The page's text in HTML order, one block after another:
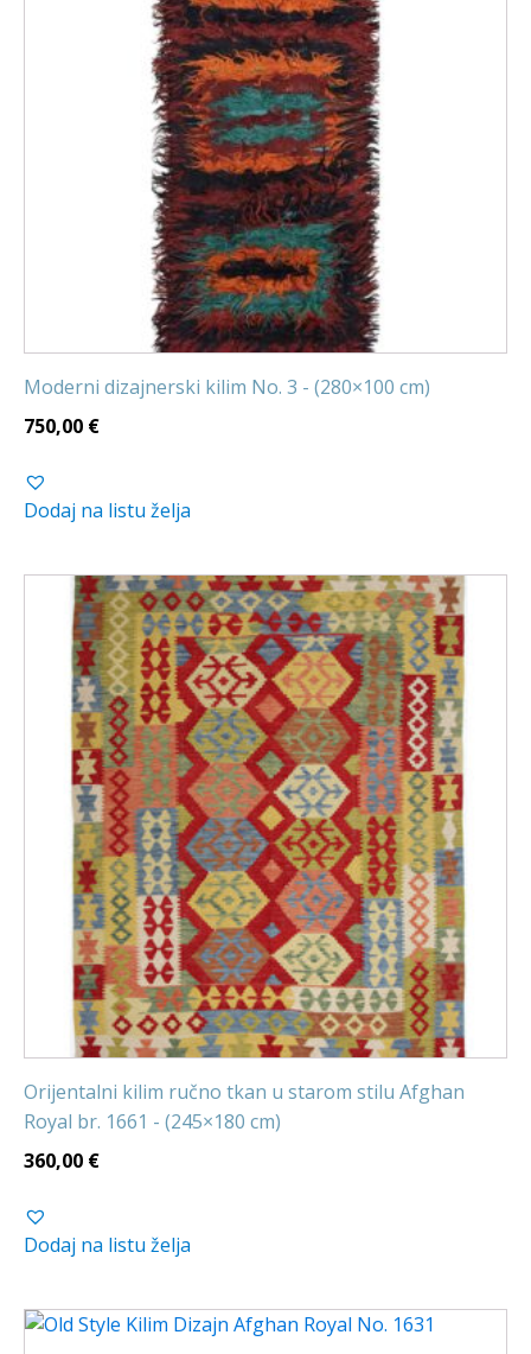
Moderni dizajnerski kilim No. 3 - (280×100 cm)
750,00 €
Dodaj na listu želja
Orijentalni kilim ručno tkan u starom stilu Afghan
Royal br. 1661 - (245×180 cm)
360,00 €
Dodaj na listu želja